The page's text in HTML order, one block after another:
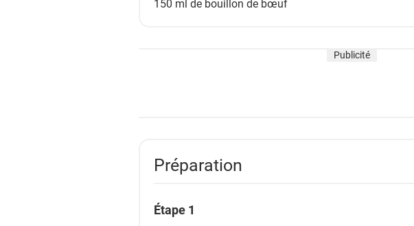
150 ml de bouillon de bœuf
Publicité
Préparation
Étape 1